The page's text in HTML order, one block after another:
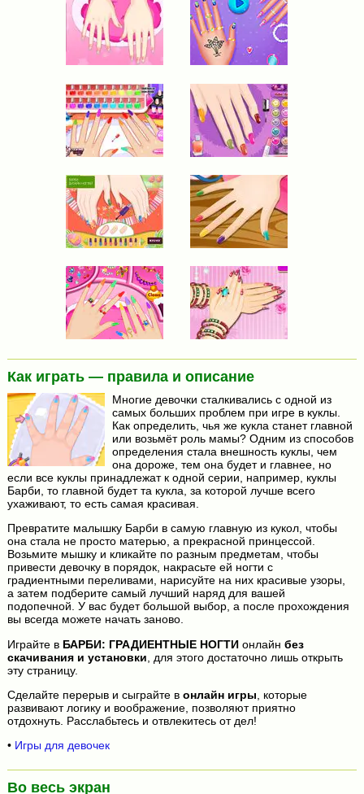
Как играть — правила и описание
Многие девочки сталкивались с одной из
самых больших проблем при игре в куклы.
Как определить, чья же кукла станет главной
или возьмёт роль мамы? Одним из способов
определения стала внешность куклы, чем
она дороже, тем она будет и главнее, но
если все куклы принадлежат к одной серии, например, куклы
Барби, то главной будет та кукла, за которой лучше всего
ухаживают, то есть самая красивая.
Превратите малышку Барби в самую главную из кукол, чтобы
она стала не просто матерью, а прекрасной принцессой.
Возьмите мышку и кликайте по разным предметам, чтобы
привести девочку в порядок, накрасьте ей ногти с
градиентными переливами, нарисуйте на них красивые узоры,
а затем подберите самый лучший наряд для вашей
подопечной. У вас будет большой выбор, а после прохождения
вы всегда можете начать заново.
Играйте в БАРБИ: ГРАДИЕНТНЫЕ НОГТИонлайн без
скачивания и установки , для этого достаточно лишь открыть
эту страницу.
Сделайте перерыв и сыграйте в онлайн игры , которые
развивают логику и воображение, позволяют приятно
отдохнуть. Расслабьтесь и отвлекитесь от дел!
• Игры для девочек
Во весь экран